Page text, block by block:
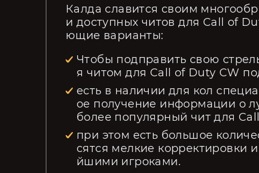
Калда славится своим
и доступных читов для Call of
ющие варианты:
Чтобы подправить свою
я читом для Call of Duty CW
есть в наличии для кол
ое получение информации о
более популярный чит для
при этом есть большое
сятся мелкие корректировки
йшими игроками.